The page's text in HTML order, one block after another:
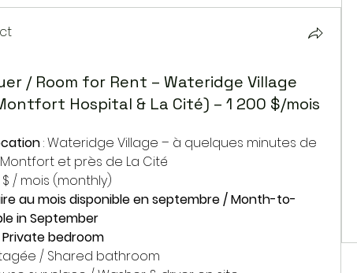
/ Room for Rent – Wateridge Village
Hospital & La Cité) – 1 200 $/mois
: Wateridge Village – à quelques minutes de
et près de La Cité
$ / mois (monthly)
au mois disponible en septembre / Month-to-
in September
bedroom
/ Shared bathroom